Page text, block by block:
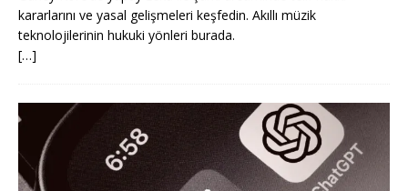
kararlarını ve yasal gelişmeleri keşfedin. Akıllı müzik
teknolojilerinin hukuki yönleri burada.
[…]